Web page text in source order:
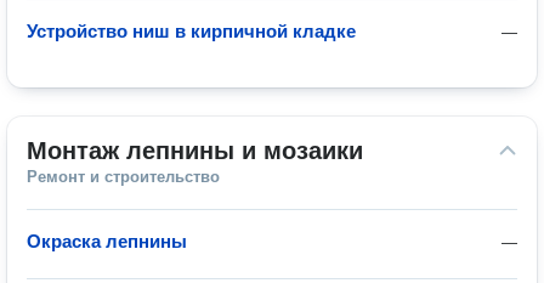
—
Устройство ниш в кирпичной кладке
Монтаж лепнины и мозаики
Ремонт и строительство
—
Окраска лепнины